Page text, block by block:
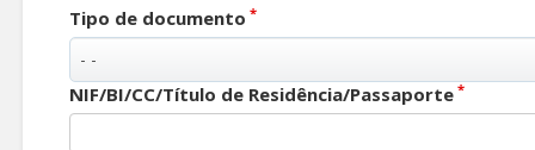
Tipo de documento *
NIF/BI/CC/Título de Residência/Passaporte *